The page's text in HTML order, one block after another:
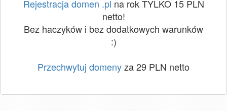
Rejestracja domen .pl na rok TYLKO 15 PLN
netto!
Bez haczyków i bez dodatkowych warunków
:)
Przechwytuj domenyza 29 PLN netto